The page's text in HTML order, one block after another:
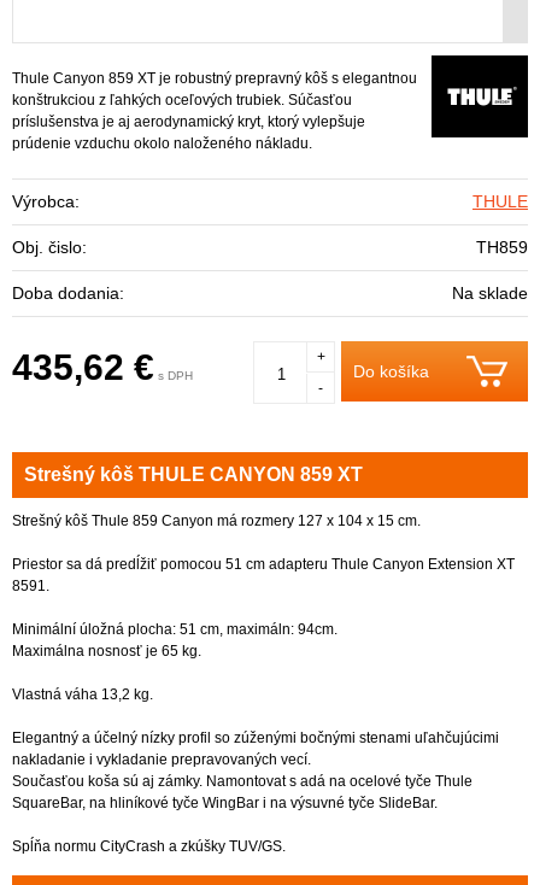
Thule Canyon 859 XT je robustný prepravný kôš s elegantnou
konštrukciou z ľahkých oceľových trubiek. Súčasťou
príslušenstva je aj aerodynamický kryt, ktorý vylepšuje
prúdenie vzduchu okolo naloženého nákladu.
Výrobca: THULE
Obj. čislo: TH859
Doba dodania: Na sklade
435,62 € s DPH Do košíka
+
-
Strešný kôš THULE CANYON 859 XT
Strešný kôš Thule 859 Canyon má rozmery 127 x 104 x 15 cm.
Priestor sa dá predĺžiť pomocou 51 cm adapteru Thule Canyon Extension XT
8591.
Minimální úložná plocha: 51 cm, maximáln: 94cm.
Maximálna nosnosť je 65 kg.
Vlastná váha 13,2 kg.
Elegantný a účelný nízky profil so zúženými bočnými stenami uľahčujúcimi
nakladanie i vykladanie prepravovaných vecí.
Současťou koša sú aj zámky. Namontovat s adá na ocelové tyče Thule
SquareBar, na hliníkové tyče WingBar i na výsuvné tyče SlideBar.
Spĺňa normu CityCrash a zkúšky TUV/GS.